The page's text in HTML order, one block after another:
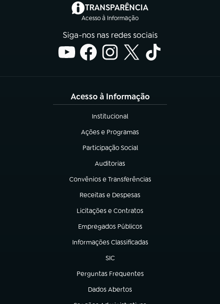
TRANSPARÊNCIA
Acesso à Informação
(abre em nova aba)
Siga-nos nas redes sociais
Acesso à Informação
Institucional
(abre em nova aba)
Ações e Programas
(abre em nova aba)
Participação Social
(abre em nova aba)
Auditorias
(abre em nova aba)
Convênios e Transferências
(abre em nova aba)
Receitas e Despesas
(abre em nova aba)
Licitações e Contratos
(abre em nova aba)
Empregados Públicos
(abre em nova aba)
Informações Classificadas
(abre em nova aba)
SIC
(abre em nova aba)
Perguntas Frequentes
(abre em nova aba)
Dados Abertos
(abre em nova aba)